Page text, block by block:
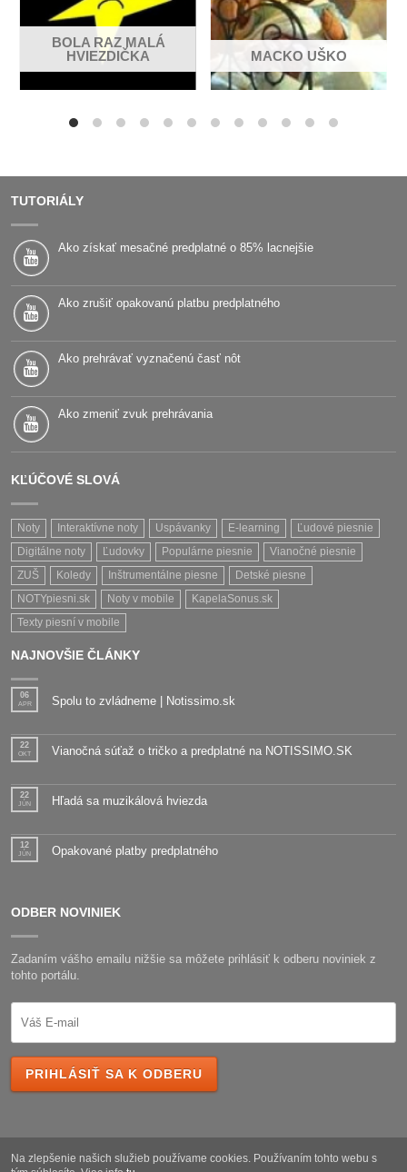
BOLA RAZ MALÁ
HVIEZDIČKA
MACKO UŠKO
TUTORIÁLY
Ako získať mesačné predplatné o 85% lacnejšie
Ako zrušiť opakovanú platbu predplatného
Ako prehrávať vyznačenú časť nôt
Ako zmeniť zvuk prehrávania
KĽÚČOVÉ SLOVÁ
Noty Interaktívne noty Uspávanky E-learning
Ľudové piesnie
Digitálne noty
Ľudovky Populárne piesnie
Vianočné piesnie
ZUŠ
Koledy Inštrumentálne piesne
Detské piesne
NOTYpiesni.sk
Noty v mobile
KapelaSonus.sk
Texty piesní v mobile
NAJNOVŠIE ČLÁNKY
06
APR Spolu to zvládneme | Notissimo.sk
22
OKT Vianočná súťaž o tričko a predplatné na NOTISSIMO.SK
22
JÚN Hľadá sa muzikálová hviezda
12
JÚN Opakované platby predplatného
ODBER NOVINIEK
Zadaním vášho emailu nižšie sa môžete prihlásiť k odberu noviniek z
tohto portálu.
PRIHLÁSIŤ SA K ODBERU
Na zlepšenie našich služieb používame cookies. Používaním tohto webu s